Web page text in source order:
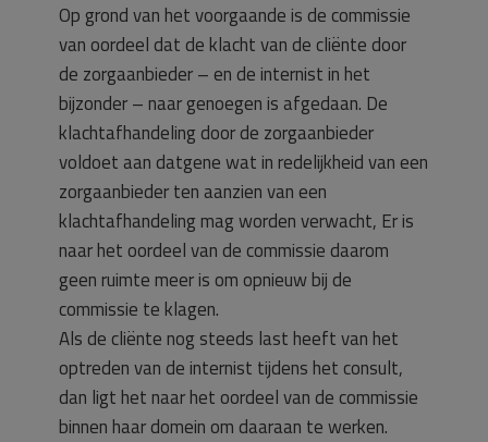
Op grond van het voorgaande is de commissie
van oordeel dat de klacht van de cliënte door
de zorgaanbieder – en de internist in het
bijzonder – naar genoegen is afgedaan. De
klachtafhandeling door de zorgaanbieder
voldoet aan datgene wat in redelijkheid van een
zorgaanbieder ten aanzien van een
klachtafhandeling mag worden verwacht, Er is
naar het oordeel van de commissie daarom
geen ruimte meer is om opnieuw bij de
commissie te klagen.
Als de cliënte nog steeds last heeft van het
optreden van de internist tijdens het consult,
dan ligt het naar het oordeel van de commissie
binnen haar domein om daaraan te werken.